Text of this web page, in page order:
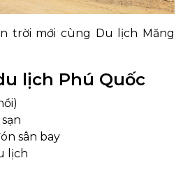
trời mới cùng Du lịch Măng
lịch Phú Quốc
sân bay
lịch